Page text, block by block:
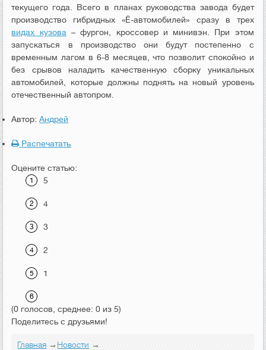
текущего года. Всего в планах руководства завода будет
производство гибридных «Ё-автомобилей» сразу в трех
видах кузова – фургон, кроссовер и минивэн. При этом
запускаться в производство они будут постепенно с
временным лагом в 6-8 месяцев, что позволит спокойно и
без срывов наладить качественную сборку уникальных
автомобилей, которые должны поднять на новый уровень
отечественный автопром.
Автор:Андрей
Распечатать
Оцените статью:
5
4
3
2
1
(0 голосов, среднее: 0 из 5)
Поделитесь с друзьями!
Главная →Новости →